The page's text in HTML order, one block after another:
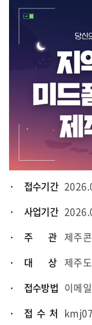
· 접수기간
· 사업기간
· 주 관 제주
· 대 상 제주
· 접수방법 이메
· 접 수 처